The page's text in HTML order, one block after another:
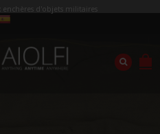
enchères d'objets militaires